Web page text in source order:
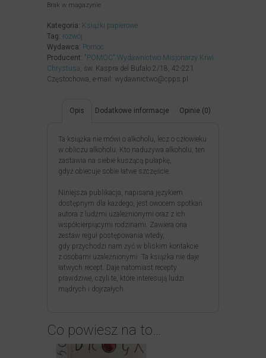
Brak w magazynie
Kategoria: Książki papierowe
Tag: rozwój
Wydawca: Pomoc
Producent: "POMOC" Wydawnictwo Misjonarzy Krwi
Chrystusa, św. Kaspra del Bufalo 2/18, 42-221
Częstochowa, e-mail: wydawnictwo@cpps.pl
Opis Dodatkowe informacje Opinie (0)
Ta książka nie mówi o alkoholu, lecz o człowieku
w obliczu alkoholu. Kto nadużywa alkoholu, ten
zastawia na siebie kuszącą pułapkę,
gdyż obiecuje sobie łatwe szczęście.
Niniejsza publikacja, napisana językiem
dostępnym dla każdego, jest owocem spotkań
autora z ludźmi uzależnionymi oraz z ich
współcierpiącymi rodzinami. Zawiera ona
zestaw reguł postępowania wtedy,
gdy przychodzi nam żyć w bliskim kontakcie
z osobami uzależnionymi. Ta książka nie daje
łatwych recept. Daje natomiast recepty
prawdziwe, czyli te, które interesują ludzi
mądrych i dojrzałych.
Co powiesz na to…